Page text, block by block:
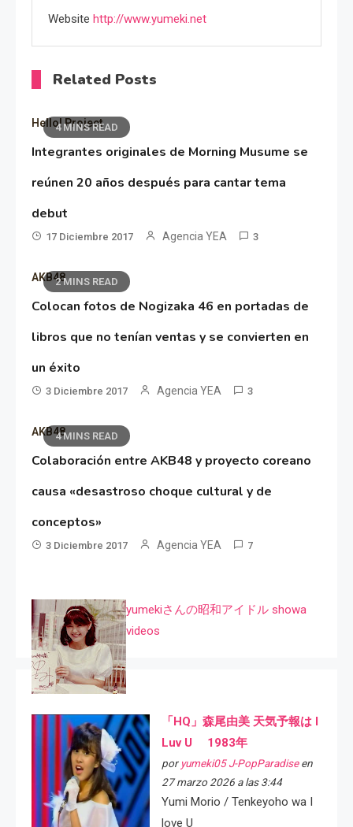
Website http://www.yumeki.net
Related Posts
4 MINS READ
Hello! Project
Integrantes originales de Morning Musume se
reúnen 20 años después para cantar tema
debut
17 Diciembre 2017 Agencia YEA 3
2 MINS READ
AKB48
Colocan fotos de Nogizaka 46 en portadas de
libros que no tenían ventas y se convierten en
un éxito
3 Diciembre 2017 Agencia YEA 3
4 MINS READ
AKB48
Colaboración entre AKB48 y proyecto coreano
causa «desastroso choque cultural y de
conceptos»
3 Diciembre 2017 Agencia YEA 7
yumekiさんの昭和アイドル showa
videos
「HQ」森尾由美 天気予報は I
Luv U 1983年
por yumeki05 J-PopParadiseen
27 marzo 2026 a las 3:44
Yumi Morio / Tenkeyoho wa I
love U